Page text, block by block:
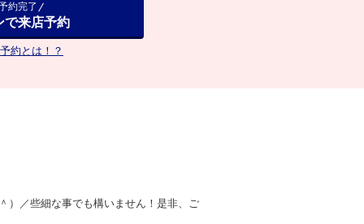
約完了
で来店予約
約とは！？
）／些細な事でも構いません！是非、ご